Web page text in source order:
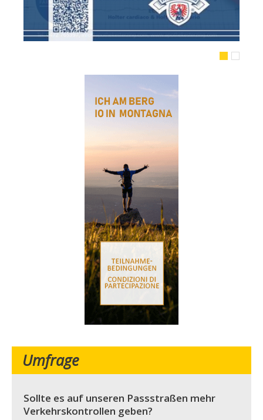
Umfrage
Sollte es auf unseren Passstraßen mehr
Verkehrskontrollen geben?